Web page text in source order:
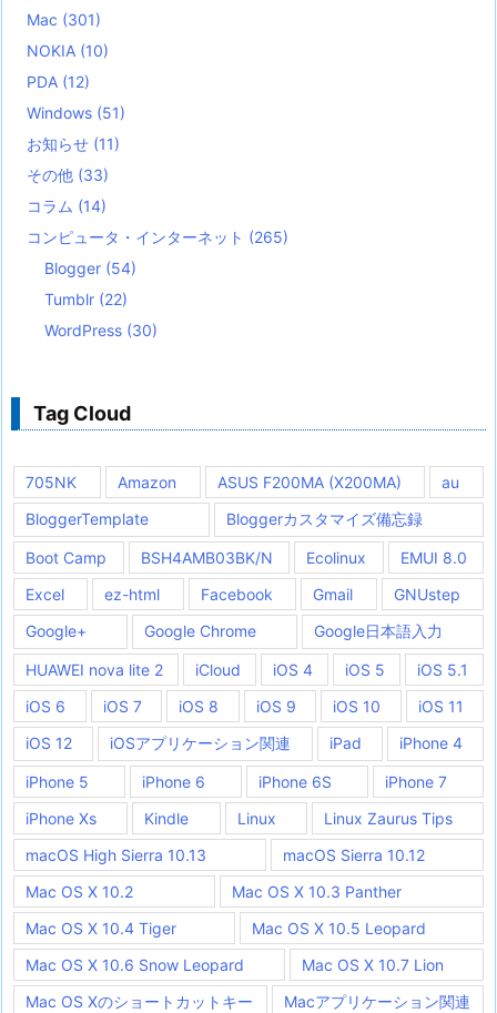
Mac (301)
NOKIA (10)
PDA (12)
Windows (51)
お知らせ (11)
その他 (33)
コラム (14)
コンピュータ・インターネット (265)
Blogger (54)
Tumblr (22)
WordPress (30)
Tag Cloud
705NK Amazon ASUS F200MA (X200MA)
au
BloggerTemplate
Bloggerカスタマイズ備忘録
Boot Camp BSH4AMB03BK/N Ecolinux
EMUI 8.0
Excel
ez-html Facebook Gmail
GNUstep
Google+
Google Chrome Google日本語入力
HUAWEI nova lite 2 iCloud iOS 4 iOS 5
iOS 5.1
iOS 6
iOS 7 iOS 8 iOS 9 iOS 10
iOS 11
iOS 12
iOSアプリケーション関連 iPad iPhone 4
iPhone 5 iPhone 6 iPhone 6S
iPhone 7
iPhone Xs
Kindle Linux
Linux Zaurus Tips
macOS High Sierra 10.13
macOS Sierra 10.12
Mac OS X 10.2
Mac OS X 10.3 Panther
Mac OS X 10.4 Tiger
Mac OS X 10.5 Leopard
Mac OS X 10.6 Snow Leopard
Mac OS X 10.7 Lion
Mac OS Xのショートカットキー
Macアプリケーション関連